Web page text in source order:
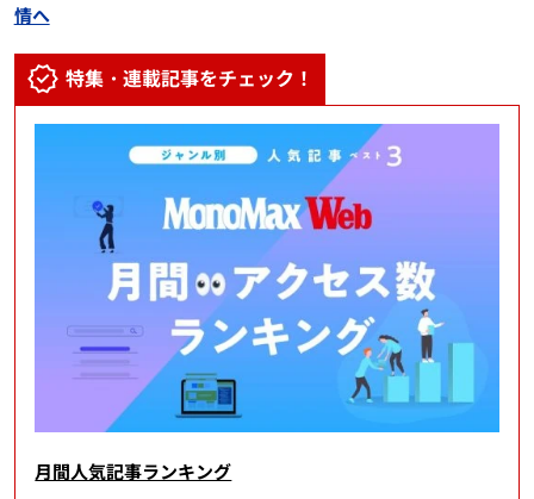
情へ
特集・連載記事をチェック！
月間人気記事ランキング